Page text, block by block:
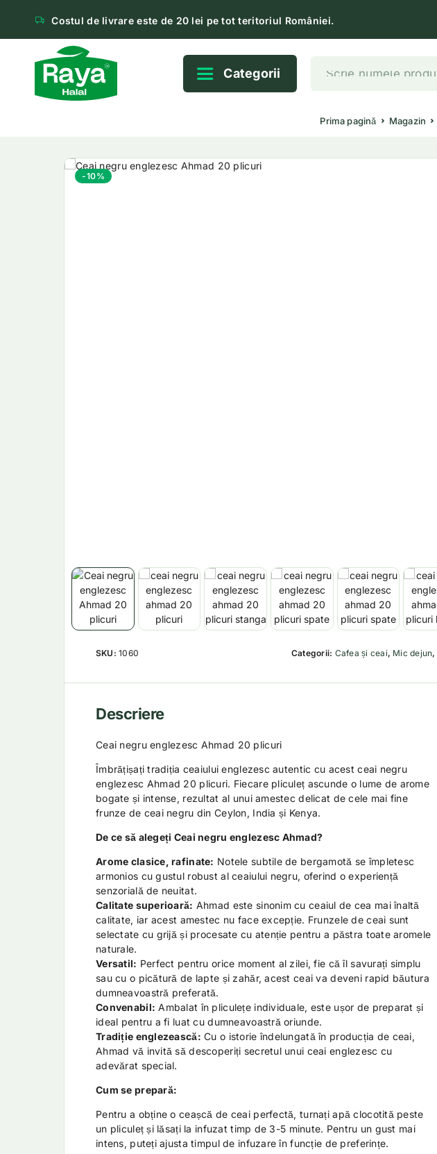
Costul de livrare este de 20 lei pe tot teritoriul României.
Categorii
Prima pagină Magazin
-10%
SKU:1060 Categorii: Cafea și ceai, Mic dejun,
Descriere
Ceai negru englezesc Ahmad 20 plicuri
Îmbrățișați tradiția ceaiului englezesc autentic cu acest ceai negru
englezesc Ahmad 20 plicuri. Fiecare pliculeț ascunde o lume de arome
bogate și intense, rezultat al unui amestec delicat de cele mai fine
frunze de ceai negru din Ceylon, India și Kenya.
De ce să alegeți Ceai negru englezesc Ahmad?
Arome clasice, rafinate: Notele subtile de bergamotă se împletesc
armonios cu gustul robust al ceaiului negru, oferind o experiență
senzorială de neuitat.
Calitate superioară: Ahmad este sinonim cu ceaiul de cea mai înaltă
calitate, iar acest amestec nu face excepție. Frunzele de ceai sunt
selectate cu grijă și procesate cu atenție pentru a păstra toate aromele
naturale.
Versatil: Perfect pentru orice moment al zilei, fie că îl savurați simplu
sau cu o picătură de lapte și zahăr, acest ceai va deveni rapid băutura
dumneavoastră preferată.
Convenabil: Ambalat în pliculețe individuale, este ușor de preparat și
ideal pentru a fi luat cu dumneavoastră oriunde.
Tradiție englezească: Cu o istorie îndelungată în producția de ceai,
Ahmad vă invită să descoperiți secretul unui ceai englezesc cu
adevărat special.
Cum se prepară:
Pentru a obține o ceașcă de ceai perfectă, turnați apă clocotită peste
un pliculeț și lăsați la infuzat timp de 3-5 minute. Pentru un gust mai
intens, puteți ajusta timpul de infuzare în funcție de preferințe.